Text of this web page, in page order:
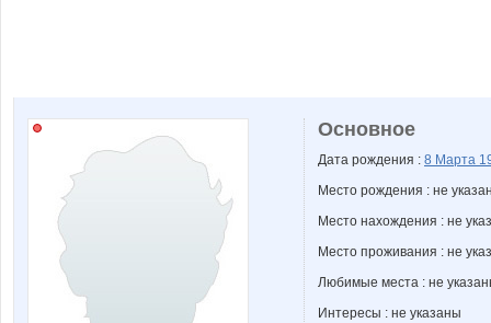
Основное
Дата рождения : 8 Марта
Место рождения : не
Место нахождения : не
Место проживания : не
Любимые места : не
Интересы : не указаны